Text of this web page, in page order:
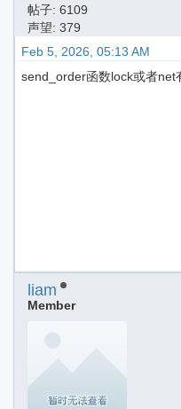
帖子: 6109
声望: 379
Feb 5, 2026, 05:13 AM
send_order函数lock或者net
liam
Member